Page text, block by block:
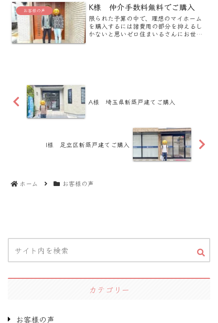
お客様の声 K様 仲介手数料無料でご購入
限られた予算の中で、理想のマイホーム
を購入するには諸費用の部分を抑えるし
かないと思いゼロ住まいるさんにお世話
A様 埼玉県新築戸建てご購入
I様 足立区新築戸建てご購入
ホーム お客様の声
カテゴリー
お客様の声